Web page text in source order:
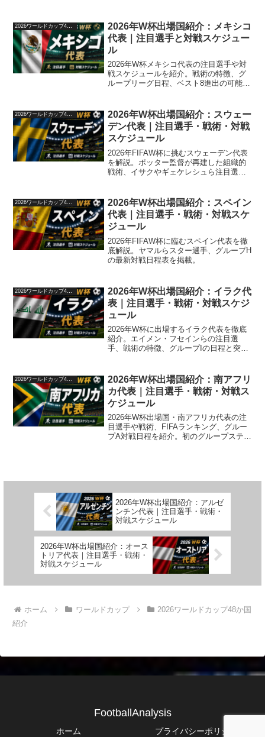
2026年W杯出場国紹介：メキシコ
代表｜注目選手と対戦スケジュー
ル
2026年W杯メキシコ代表の注目選手や対
戦スケジュールを紹介。戦術の特徴、グ
ループリーグ日程、ベスト8進出の可能性
2026ワールドカップ48か国紹介
2026年W杯出場国紹介：スウェー
デン代表｜注目選手・戦術・対戦
スケジュール
2026年FIFAW杯に挑むスウェーデン代表
を解説。ポッター監督が再建した組織的
戦術、イサクやギェケレシュら注目選
2026ワールドカップ48か国紹介
2026年W杯出場国紹介：スペイン
代表｜注目選手・戦術・対戦スケ
ジュール
2026年FIFAW杯に臨むスペイン代表を徹
底解説。ヤマルらスター選手、グループH
の最新対戦日程表を掲載。
2026年W杯出場国紹介：イラク代
表｜注目選手・戦術・対戦スケジ
ュール
2026年W杯に出場するイラク代表を徹底
紹介。エイメン・フセインらの注目選
手、戦術の特徴、グループIの日程と突破
2026ワールドカップ48か国紹介
2026年W杯出場国紹介：南アフリ
カ代表｜注目選手・戦術・対戦ス
ケジュール
2026年W杯出場国・南アフリカ代表の注
目選手や戦術、FIFAランキング、グルー
プA対戦日程を紹介。初のグループステー
2026年W杯出場国紹介：アルゼ
ンチン代表｜注目選手・戦術・
対戦スケジュール
2026年W杯出場国紹介：オース
トリア代表｜注目選手・戦術・
対戦スケジュール
ホーム ワールドカップ
2026ワールドカップ48か国
紹介
FootballAnalysis
ホーム プライバシーポリシー